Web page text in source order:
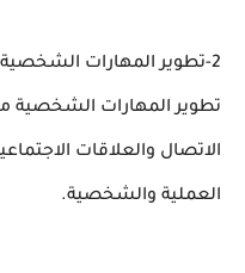
2-تطوير المهارات
تطوير المهارات الشخصية
الاتصال والعلاقات
العملية والشخصية.